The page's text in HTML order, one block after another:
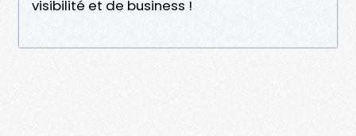
visibilité et de business !